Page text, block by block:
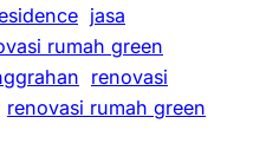
jasa
rumah green
renovasi
renovasi rumah green